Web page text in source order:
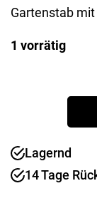
Gartenstab
1 vorrätig
Gartenstecker
Menge
Lagernd
14 Tage